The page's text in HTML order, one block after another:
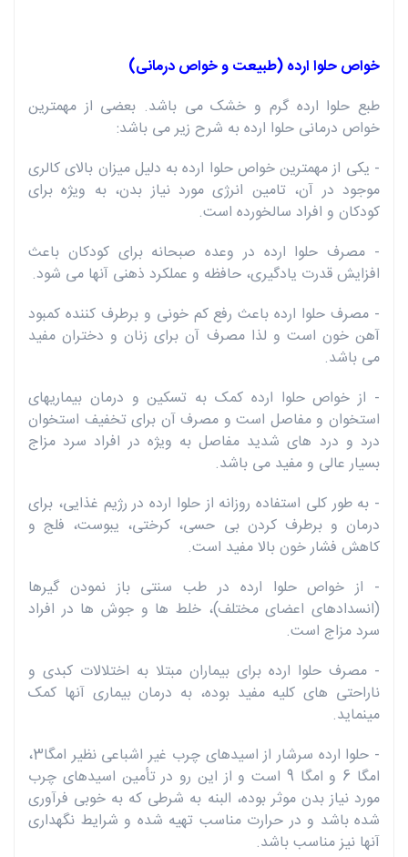
خواص حلوا ارده (طبیعت و خواص درمانی)
طبع حلوا ارده گرم و خشک می باشد. بعضی از مهمترین
خواص درمانی حلوا ارده به شرح زیر می باشد:
- یکی از مهمترین خواص حلوا ارده به دلیل میزان بالای کالری
موجود در آن، تامین انرژی مورد نیاز بدن، به ویژه برای
کودکان و افراد سالخورده است.
- مصرف حلوا ارده در وعده صبحانه برای کودکان باعث
افزایش قدرت یادگیری، حافظه و عملکرد ذهنی آنها می شود.
- مصرف حلوا ارده باعث رفع کم خونی و برطرف کننده کمبود
آهن خون است و لذا مصرف آن برای زنان و دختران مفید
می باشد.
- از خواص حلوا ارده کمک به تسکین و درمان بیماریهای
استخوان و مفاصل است و مصرف آن برای تخفیف استخوان
درد و درد های شدید مفاصل به ویژه در افراد سرد مزاج
بسیار عالی و مفید می باشد.
- به طور کلی استفاده روزانه از حلوا ارده در رژیم غذایی، برای
درمان و برطرف کردن بی حسی، کرختی، یبوست، فلج و
کاهش فشار خون بالا مفید است.
- از خواص حلوا ارده در طب سنتی باز نمودن گیرها
(انسدادهای اعضای مختلف)، خلط ها و جوش ها در افراد
سرد مزاج است.
- مصرف حلوا ارده برای بیماران مبتلا به اختلالات کبدی و
ناراحتی های کلیه مفید بوده، به درمان بیماری آنها کمک
مینماید.
- حلوا ارده سرشار از اسیدهای چرب غیر اشباعی نظیر امگا3،
امگا 6 و امگا 9 است و از این رو در تأمین اسیدهای چرب
مورد نیاز بدن موثر بوده، البنه به شرطی که به خوبی فرآوری
شده باشد و در حرارت مناسب تهیه شده و شرایط نگهداری
آنها نیز مناسب باشد.